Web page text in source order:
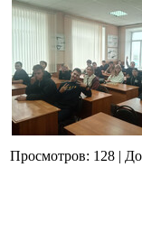
Просмотров: 128 |